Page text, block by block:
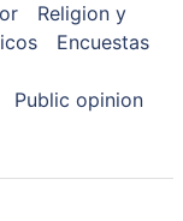
Religion y
Encuestas
Public opinion